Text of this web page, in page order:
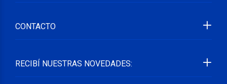
RECIBÍ NUESTRAS NOVEDADES:
CONTACTO